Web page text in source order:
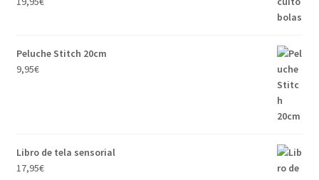
Peluche Stitch 20cm
9,95€
Libro de tela sensorial
17,95€